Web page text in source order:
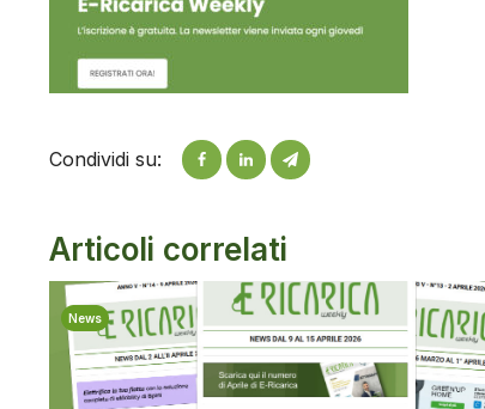
Condividi su:
Articoli correlati
News